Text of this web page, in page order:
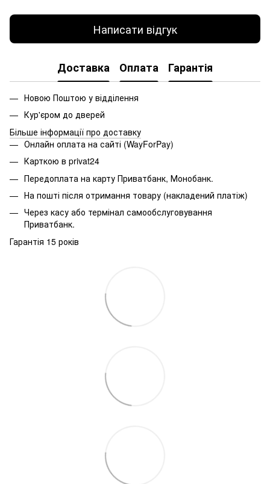
Написати відгук
Доставка Оплата Гарантія
Новою Поштою у відділення
Кур'єром до дверей
Більше інформації про доставку
Онлайн оплата на сайті (WayForPay)
Карткою в privat24
Передоплата на карту Приватбанк, Монобанк.
На пошті після отримання товару (накладений платіж)
Через касу або термінал самообслуговування
Приватбанк.
Гарантія 15 років